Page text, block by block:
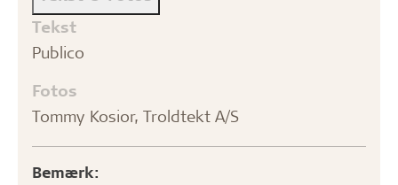
Tekst
Publico
Fotos
Tommy Kosior, Troldtekt A/S
Bemærk: